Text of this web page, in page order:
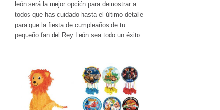
león será la mejor opción para demostrar a
todos que has cuidado hasta el último detalle
para que la fiesta de cumpleaños de tu
pequeño fan del Rey León sea todo un éxito.